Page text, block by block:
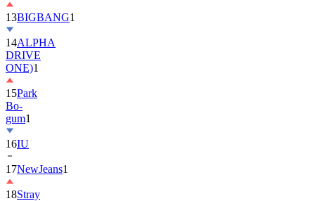
13BIGBANG1
14ALPHA
DRIVE
ONE)1
15Park
Bo-
gum1
16IU
17NewJeans1
18Stray